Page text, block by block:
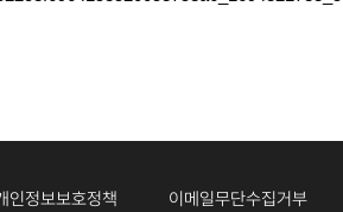
인정보보호정책 이메일무단수집거부